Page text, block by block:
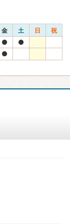
金 土 日 祝